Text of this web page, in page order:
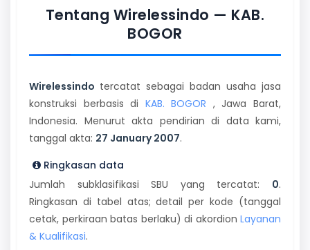
Tentang Wirelessindo — KAB.
BOGOR
Wirelessindo tercatat sebagai badan usaha jasa
konstruksi berbasis di KAB. BOGOR , Jawa Barat,
Indonesia. Menurut akta pendirian di data kami,
tanggal akta: 27 January 2007.
Ringkasan data
Jumlah subklasifikasi SBU yang tercatat: 0.
Ringkasan di tabel atas; detail per kode (tanggal
cetak, perkiraan batas berlaku) di akordion Layanan
& Kualifikasi.